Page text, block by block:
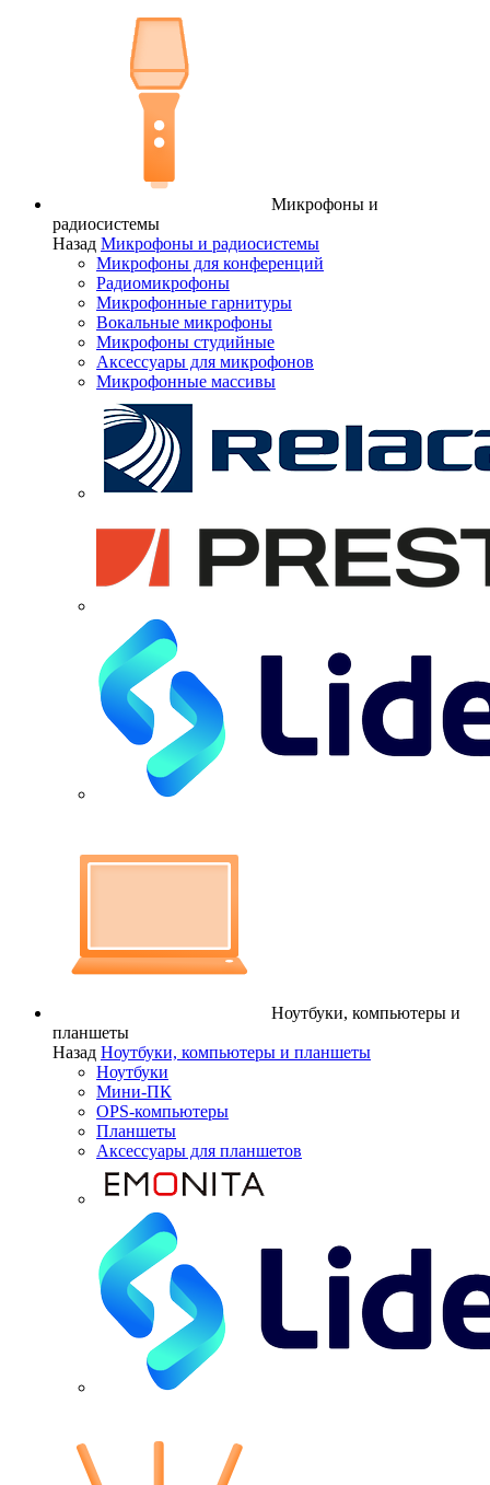
Микрофоны и
радиосистемы
Назад Микрофоны и радиосистемы
Микрофоны для конференций
Радиомикрофоны
Микрофонные гарнитуры
Вокальные микрофоны
Микрофоны студийные
Аксессуары для микрофонов
Микрофонные массивы
Ноутбуки, компьютеры и
планшеты
Назад Ноутбуки, компьютеры и планшеты
Ноутбуки
Мини-ПК
OPS-компьютеры
Планшеты
Аксессуары для планшетов